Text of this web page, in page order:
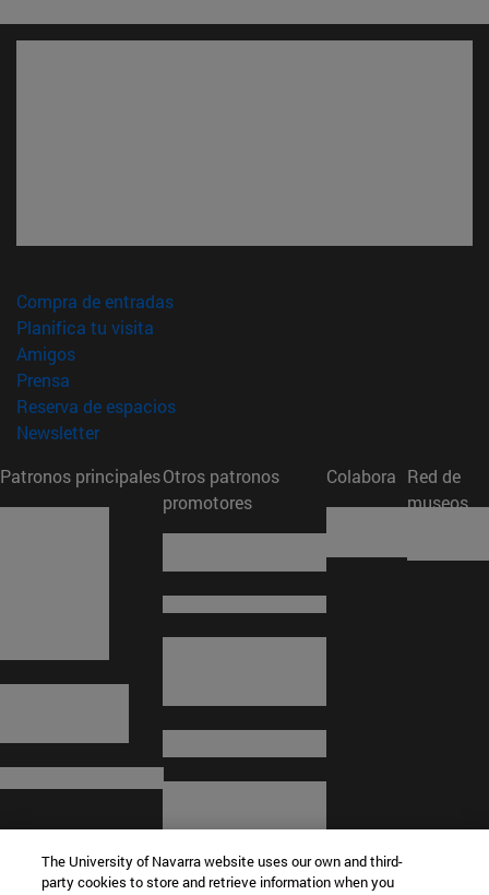
Compra de entradas(abre en nueva ventana)
Planifica tu visita
Amigos(abre en nueva ventana)
Prensa
Reserva de espacios(abre en nueva ventana)
Newsletter(abre en nueva ventana)
Patronos principalesOtros patronos
promotores
Colabora Red de
museos
The University of Navarra website uses our own and third-
party cookies to store and retrieve information when you